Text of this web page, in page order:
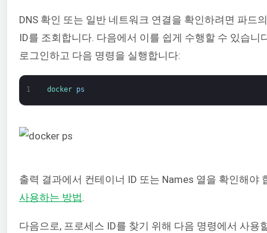
DNS 확인 또는 일반 네트워크 연결을 확인하려면 파
ID를 조회합니다. 다음에서 이를 쉽게 수행할 수 있습니
로그인하고 다음 명령을 실행합니다:
1 docker ps
출력 결과에서 컨테이너 ID 또는 Names 열을 확인해
사용하는 방법
다음으로, 프로세스 ID를 찾기 위해 다음 명령에서 사용